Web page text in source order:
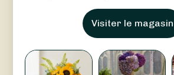
Visiter le magasin